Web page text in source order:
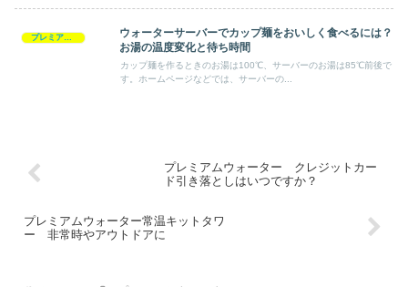
プレミアムウォーター
ウォーターサーバーでカップ麺をおいしく食べるには？
お湯の温度変化と待ち時間
カップ麺を作るときのお湯は100℃、サーバーのお湯は85℃前後で
す。ホームページなどでは、サーバーの...
プレミアムウォーター クレジットカー
ド引き落としはいつですか？
プレミアムウォーター常温キットタワ
ー 非常時やアウトドアに